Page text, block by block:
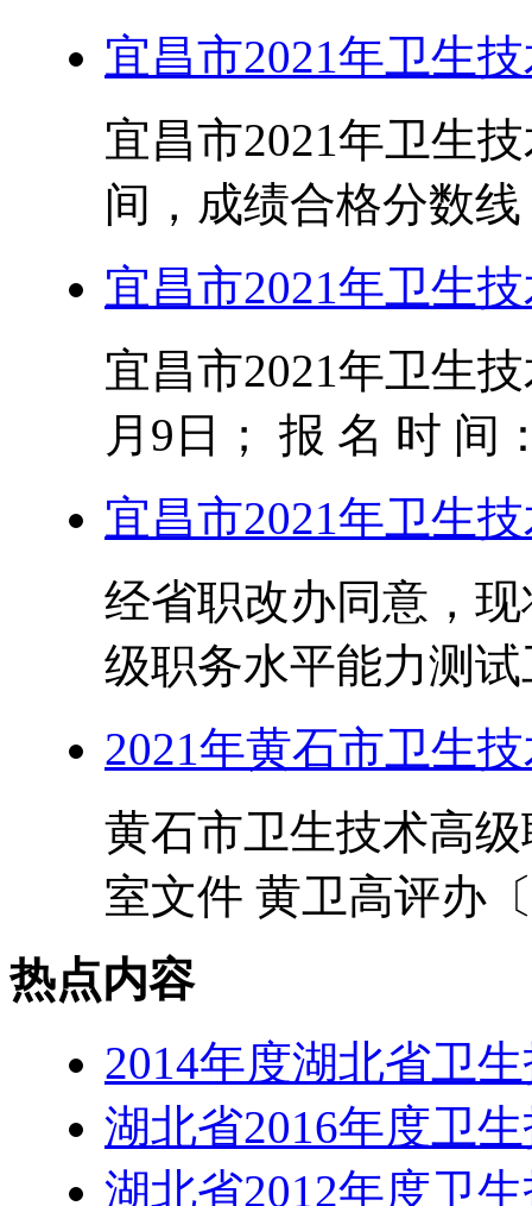
宜昌市2021年卫生
宜昌市2021年卫生
间，成绩合格分数
宜昌市2021年卫生
宜昌市2021年卫生
月9日； 报 名 时 间
宜昌市2021年卫生
经省职改办同意，
级职务水平能力测
2021年黄石市卫生
黄石市卫生技术高
室文件 黄卫高评办
热点内容
2014年度湖北省卫
湖北省2016年度卫
湖北省2012年度卫